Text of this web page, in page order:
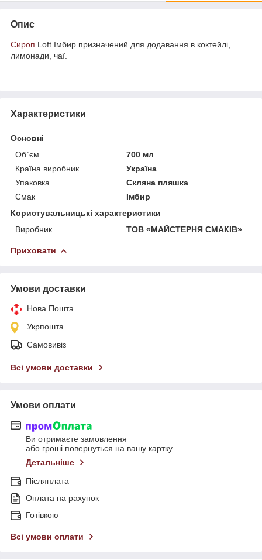
Опис
Сироп Loft Імбир призначений для додавання в коктейлі,
лимонади, чаї.
Характеристики
Основні
Об`єм
700 мл
Країна виробник
Україна
Упаковка
Скляна пляшка
Смак
Імбир
Користувальницькі характеристики
Виробник
ТОВ «МАЙСТЕРНЯ СМАКІВ»
Приховати
Умови доставки
Нова Пошта
Укрпошта
Самовивіз
Всі умови доставки
Умови оплати
Ви отримаєте замовлення
або гроші повернуться на вашу картку
Детальніше
Післяплата
Оплата на рахунок
Готівкою
Всі умови оплати